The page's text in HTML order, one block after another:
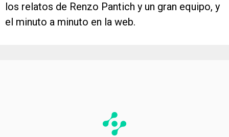
los relatos de Renzo Pantich y un gran equipo, y
el minuto a minuto en la web.